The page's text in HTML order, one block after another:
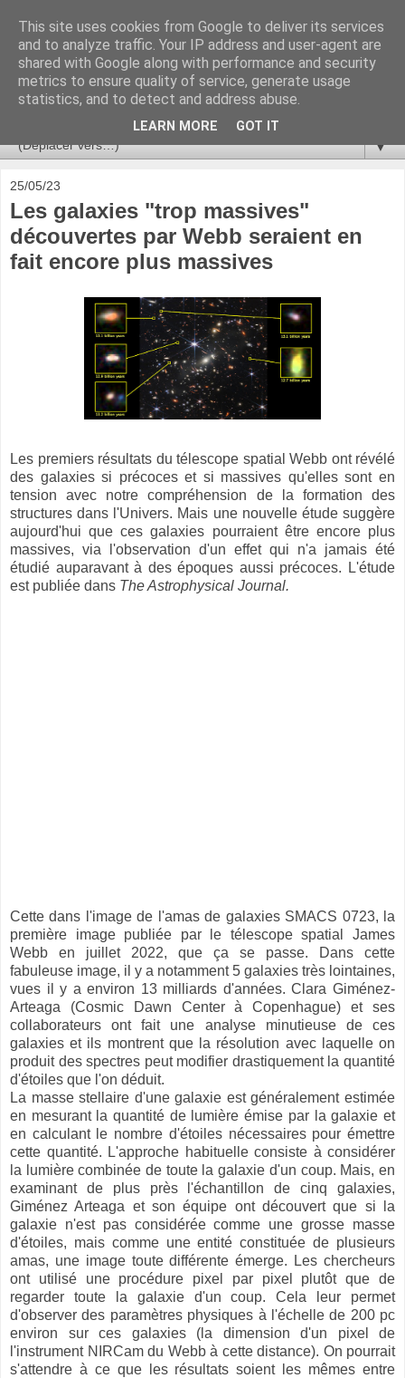
Ça se passe là haut
Astronomie, Astrophysique, Astroparticules, Cosmologie.
L'infini se contemple, indéfiniment. ISSN 2272-5768
▼
25/05/23
Les galaxies "trop massives"
découvertes par Webb seraient en
fait encore plus massives
Les premiers résultats du télescope spatial Webb ont révélé
des galaxies si précoces et si massives qu'elles sont en
tension avec notre compréhension de la formation des
structures dans l'Univers. Mais une nouvelle étude suggère
aujourd'hui que ces galaxies pourraient être encore plus
massives, via l'observation d'un effet qui n'a jamais été
étudié auparavant à des époques aussi précoces. L'étude
est publiée dans The Astrophysical Journal.
Cette dans l'image de l'amas de galaxies SMACS 0723, la
première image publiée par le télescope spatial James
Webb en juillet 2022, que ça se passe. Dans cette
fabuleuse image, il y a notamment 5 galaxies très lointaines,
vues il y a environ 13 milliards d'années. Clara Giménez-
Arteaga (Cosmic Dawn Center à Copenhague) et ses
collaborateurs ont fait une analyse minutieuse de ces
galaxies et ils montrent que la résolution avec laquelle on
produit des spectres peut modifier drastiquement la quantité
d'étoiles que l'on déduit.
La masse stellaire d'une galaxie est généralement estimée
en mesurant la quantité de lumière émise par la galaxie et
en calculant le nombre d'étoiles nécessaires pour émettre
cette quantité. L'approche habituelle consiste à considérer
la lumière combinée de toute la galaxie d'un coup. Mais, en
examinant de plus près l'échantillon de cinq galaxies,
Giménez Arteaga et son équipe ont découvert que si la
galaxie n'est pas considérée comme une grosse masse
d'étoiles, mais comme une entité constituée de plusieurs
amas, une image toute différente émerge. Les chercheurs
ont utilisé une procédure pixel par pixel plutôt que de
regarder toute la galaxie d'un coup. Cela leur permet
d'observer des paramètres physiques à l'échelle de 200 pc
environ sur ces galaxies (la dimension d'un pixel de
l'instrument NIRCam du Webb à cette distance). On pourrait
s'attendre à ce que les résultats soient les mêmes entre
This site uses cookies from Google to deliver its services
and to analyze traffic. Your IP address and user-agent are
shared with Google along with performance and security
metrics to ensure quality of service, generate usage
statistics, and to detect and address abuse.
LEARN MORE GOT IT